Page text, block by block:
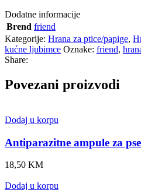
Dodatne informacije
Brend friend
Kategorije: Hrana za ptice/papige,
kućne ljubimce Oznake: friend,
Share:
Povezani proizvodi
Dodaj u korpu
Antiparazitne ampule za
18,50 KM
Dodaj u korpu